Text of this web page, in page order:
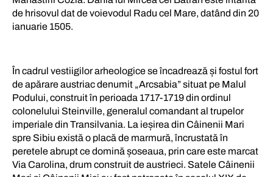
de hrisovul dat de voievodul Radu cel Mare, datând din 20
ianuarie 1505.
În cadrul vestiigilor arheologice se încadrează și fostul fort
de apărare austriac denumit „Arcsabia” situat pe Malul
Podului, construit în perioada 1717-1719 din ordinul
colonelului Steinville, generalul comandant al trupelor
imperiale din Transilvania. La ieșirea din Câinenii Mari
spre Sibiu există o placă de marmură, încrustată în
peretele abrupt ce domină șoseaua, prin care este marcat
Via Carolina, drum construit de austrieci. Satele Câinenii